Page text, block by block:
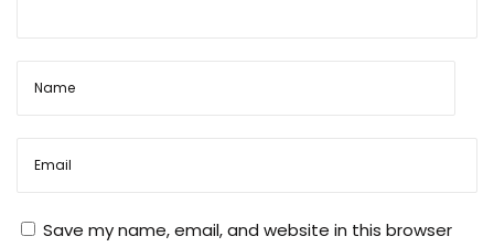
Save my name, email, and website in this browser